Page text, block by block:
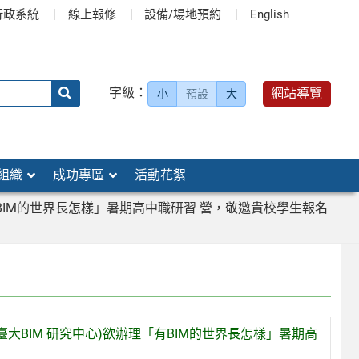
政系統 線上報修 設備/場地預約 English
字級： 小 預設 大 網站導覽
織 成功專區 活動花絮
的世界長怎樣」暑期高中職研習 營，敬邀貴校學生報名
BIM 研究中心)欲辦理「有BIM的世界長怎樣」暑期高